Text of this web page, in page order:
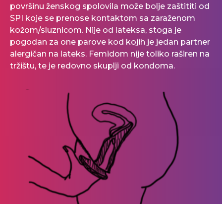
površinu ženskog spolovila može bolje zaštititi od
SPI koje se prenose kontaktom sa zaraženom
kožom/sluznicom. Nije od lateksa, stoga je
pogodan za one parove kod kojih je jedan partner
alergičan na lateks. Femidom nije toliko raširen na
tržištu, te je redovno skuplji od kondoma.